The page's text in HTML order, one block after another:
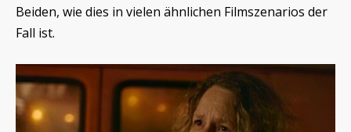
Beiden, wie dies in vielen ähnlichen Filmszenarios der
Fall ist.